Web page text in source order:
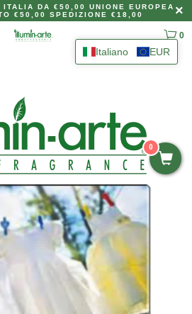
ITALIA DA €50,00 UNIONE EUROPEA
€50,00 SPEDIZIONE €18,00
0
Italiano EUR
0